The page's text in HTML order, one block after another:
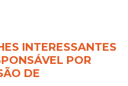
INTERESSANTES
POR
DE